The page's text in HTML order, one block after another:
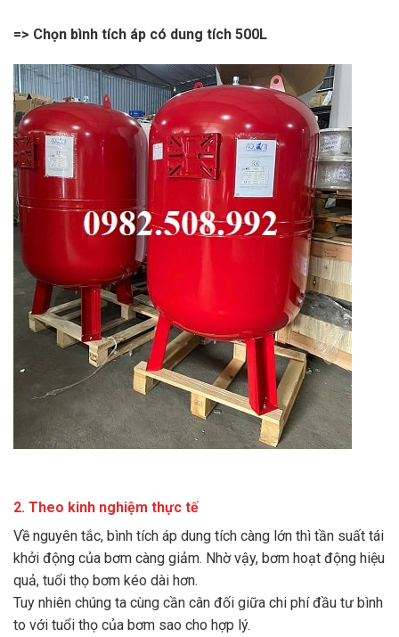
=> Chọn bình tích áp có dung tích 500L
2. Theo kinh nghiệm thực tế
Về nguyên tắc, bình tích áp dung tích càng lớn thì tần suất tái
khởi động của bơm càng giảm. Nhờ vậy, bơm hoạt động hiệu
quả, tuổi thọ bơm kéo dài hơn.
Tuy nhiên chúng ta cùng cần cân đối giữa chi phí đầu tư bình
to với tuổi thọ của bơm sao cho hợp lý.